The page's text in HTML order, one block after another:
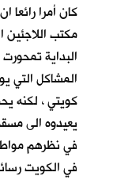
كان أمرا رائعا
مكتب اللاجئين
البداية
المشاكل التي
كويتي ، لكنه
يعيدوه الى
في نظرهم
في الكويت